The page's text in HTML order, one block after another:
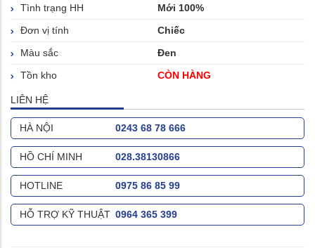
Tình trạng HH
Mới 100%
Đơn vị tính
Chiếc
Màu sắc
Đen
Tồn kho
CÒN HÀNG
LIÊN HỆ
HÀ NỘI 0243 68 78 666
HỒ CHÍ MINH 028.38130866
HOTLINE 0975 86 85 99
HỖ TRỢ KỸ THUẬT 0964 365 399